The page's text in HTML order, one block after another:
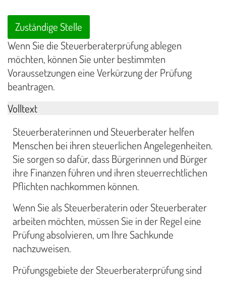
Zuständige Stelle
Wenn Sie die Steuerberaterprüfung ablegen
möchten, können Sie unter bestimmten
Voraussetzungen eine Verkürzung der Prüfung
beantragen.
Volltext
Steuerberaterinnen und Steuerberater helfen
Menschen bei ihren steuerlichen Angelegenheiten.
Sie sorgen so dafür, dass Bürgerinnen und Bürger
ihre Finanzen führen und ihren steuerrechtlichen
Pflichten nachkommen können.
Wenn Sie als Steuerberaterin oder Steuerberater
arbeiten möchten, müssen Sie in der Regel eine
Prüfung absolvieren, um Ihre Sachkunde
nachzuweisen.
Prüfungsgebiete der Steuerberaterprüfung sind